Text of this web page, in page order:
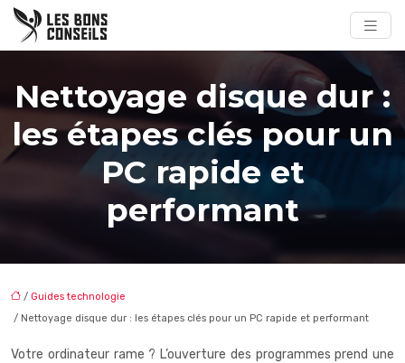
Nettoyage disque dur :
les étapes clés pour un
PC rapide et
performant
/ Guides technologie
/ Nettoyage disque dur : les étapes clés pour un PC rapide et performant
Votre ordinateur rame ? L’ouverture des programmes prend une